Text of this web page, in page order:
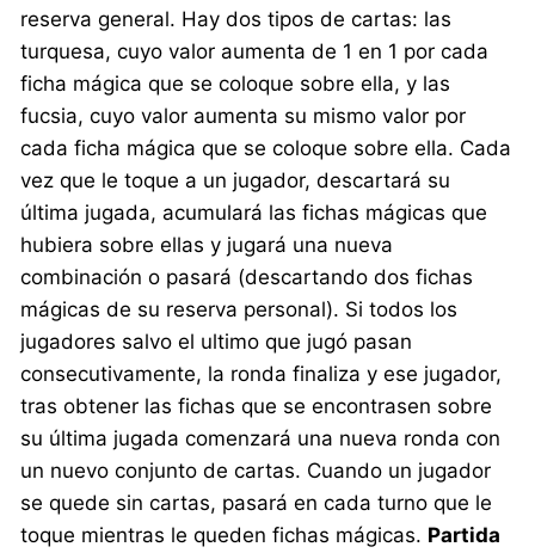
reserva general. Hay dos tipos de cartas: las
turquesa, cuyo valor aumenta de 1 en 1 por cada
ficha mágica que se coloque sobre ella, y las
fucsia, cuyo valor aumenta su mismo valor por
cada ficha mágica que se coloque sobre ella. Cada
vez que le toque a un jugador, descartará su
última jugada, acumulará las fichas mágicas que
hubiera sobre ellas y jugará una nueva
combinación o pasará (descartando dos fichas
mágicas de su reserva personal). Si todos los
jugadores salvo el ultimo que jugó pasan
consecutivamente, la ronda finaliza y ese jugador,
tras obtener las fichas que se encontrasen sobre
su última jugada comenzará una nueva ronda con
un nuevo conjunto de cartas. Cuando un jugador
se quede sin cartas, pasará en cada turno que le
toque mientras le queden fichas mágicas. Partida